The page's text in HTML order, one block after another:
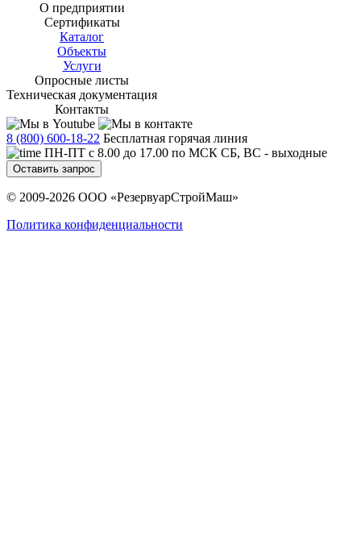
О предприятии
Сертификаты
Каталог
Объекты
Услуги
Опросные листы
Техническая документация
Контакты
8 (800) 600-18-22 Бесплатная горячая линия
ПН-ПТ с 8.00 до 17.00 по МСК СБ, ВС - выходные
Оставить запрос
© 2009-2026 ООО «РезервуарСтройМаш»
Политика конфиденциальности